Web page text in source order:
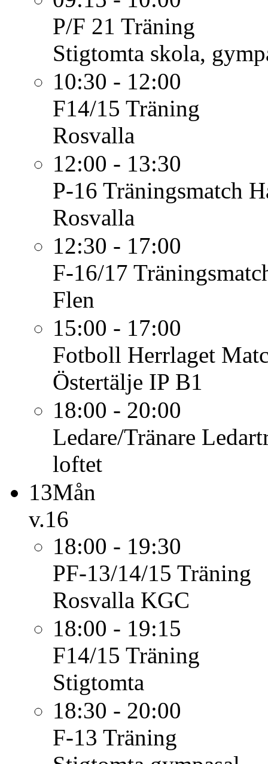
P/F 21 Träning
Stigtomta skola,
10:30 - 12:00
F14/15 Träning
Rosvalla
12:00 - 13:30
P-16 Träningsmatch
Rosvalla
12:30 - 17:00
F-16/17
Flen
15:00 - 17:00
Fotboll Herrlaget
Östertälje IP B1
18:00 - 20:00
Ledare/Tränare
loftet
13Mån
v.16
18:00 - 19:30
PF-13/14/15 Träning
Rosvalla KGC
18:00 - 19:15
F14/15 Träning
Stigtomta
18:30 - 20:00
F-13 Träning